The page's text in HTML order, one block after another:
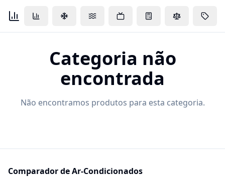
Categoria não
encontrada
Não encontramos produtos para esta categoria.
Comparador de Ar-Condicionados